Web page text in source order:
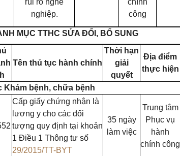
nghiệp.
công
MỤC TTHC SỬA ĐỔI, BỔ SUNG
Tên thủ tục hành chính
Thời hạn
giải
quyết
Địa điểm
thực hiện
Khám bệnh, chữa bệnh
Cấp giấy chứng nhận là
lương y cho các đối
tượng quy định tại khoản
1 Điều 1 Thông tư số
29/2015/TT-BYT
35 ngày
làm việc
Trung tâm
Phục vụ
hành
chính công